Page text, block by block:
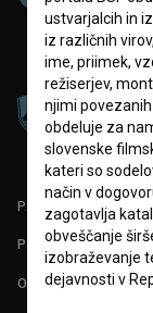
PARTNERJI
POGOJI UPORABE
O PROJEKTU
ustvarjalcih in
iz različnih
ime, priimek,
režiserjev,
njimi
obdeluje za
slovenske
kateri so
način v
zagotavlja
obveščanje
izobraževanje
dejavnosti v